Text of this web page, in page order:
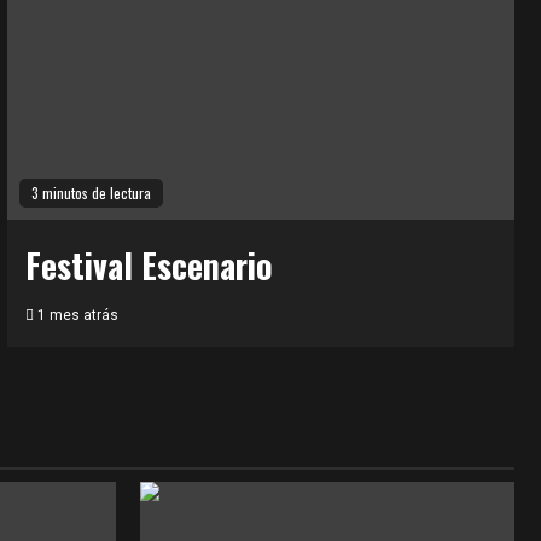
3 minutos de lectura
Festival Escenario
1 mes atrás